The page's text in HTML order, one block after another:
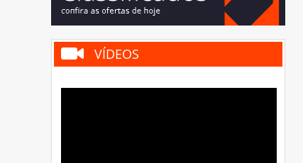
VÍDEOS